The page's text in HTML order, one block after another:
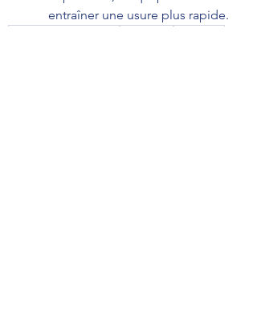
entraîner une usure plus rapide.